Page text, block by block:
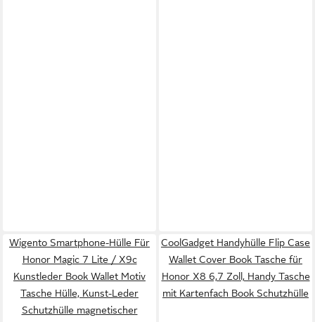
Wigento Smartphone-Hülle Für
Honor Magic 7 Lite / X9c
Kunstleder Book Wallet Motiv
Tasche Hülle, Kunst-Leder
Schutzhülle magnetischer
CoolGadget Handyhülle Flip Case
Wallet Cover Book Tasche für
Honor X8 6,7 Zoll, Handy Tasche
mit Kartenfach Book Schutzhülle